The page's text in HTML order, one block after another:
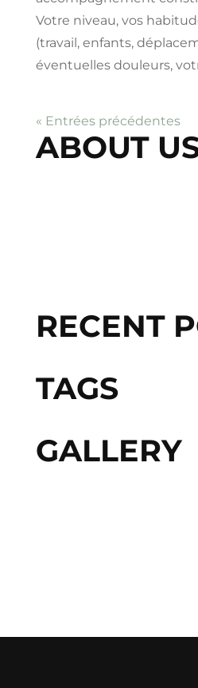
Votre niveau, vos
(travail, enfants,
éventuelles douleurs,
« Entrées précédentes
ABOUT
RECENT
TAGS
GALLERY